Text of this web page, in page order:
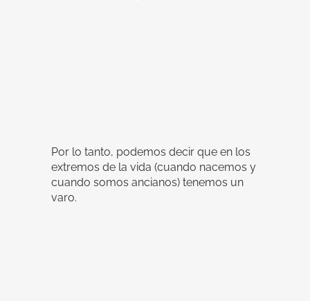
Por lo tanto, podemos decir que en los
extremos de la vida (cuando nacemos y
cuando somos ancianos) tenemos un
varo.